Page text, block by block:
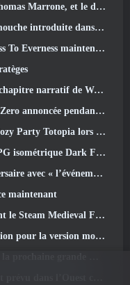
Mosiondz, discutent des jeux et de l'avenir de Cryptic.
le dernier acte de Valorant
Everness maintenant
avec un nouveau short d'anime
la version 2.8 Programme spécial
Xbox, Lance le recrutement bêta
Braises des sans couronne
de l’Université Maple »
maintenant
Steam Medieval Fest
de science-fiction RF Online Next
jour de Palia The Royal Highlands
l’Ouest cette année